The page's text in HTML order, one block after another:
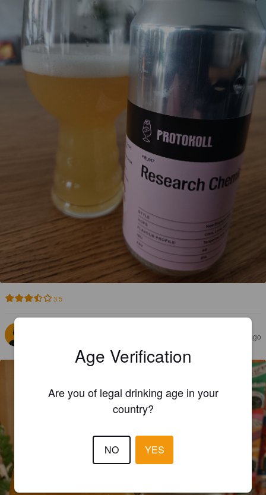
3.5
3 years ago
Age Verification
Are you of legal drinking age in your
country?
NO YES